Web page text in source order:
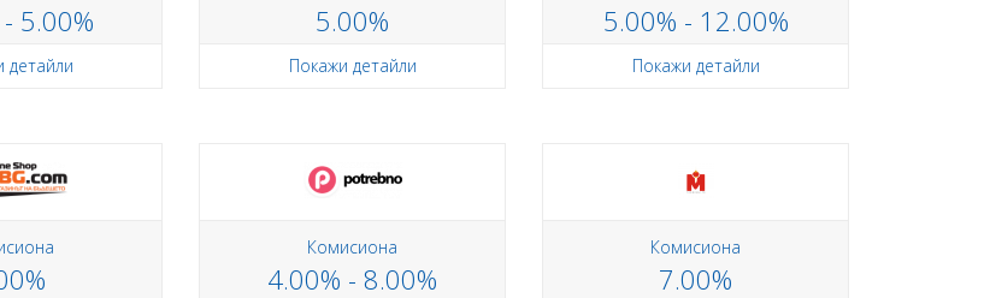
5.00%
детайли
5.00%
Покажи детайли
5.00% - 12.00%
Покажи детайли
Комисиона
4.00% - 8.00%
Комисиона
7.00%